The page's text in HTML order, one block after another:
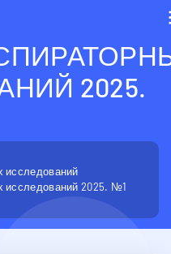
2025.
исследований
исследований 2025. №1